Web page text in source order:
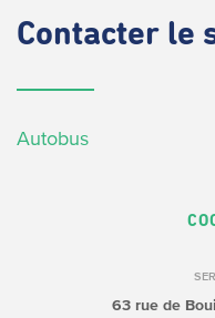
Contacter le
Autobus
63 rue de